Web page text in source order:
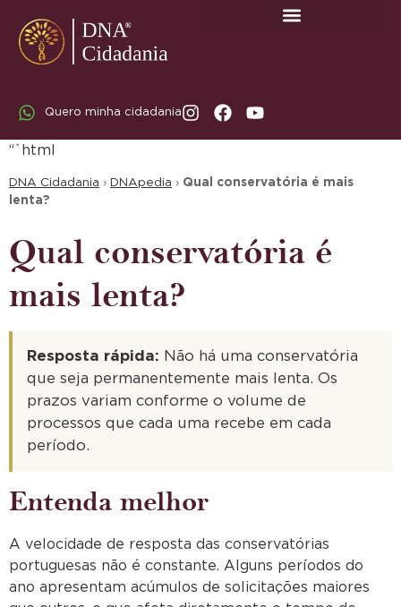
Quero minha cidadania
“`html
DNA Cidadania › DNApedia › Qual conservatória é mais
lenta?
Qual conservatória é
mais lenta?
Resposta rápida: Não há uma conservatória
que seja permanentemente mais lenta. Os
prazos variam conforme o volume de
processos que cada uma recebe em cada
período.
Entenda melhor
A velocidade de resposta das conservatórias
portuguesas não é constante. Alguns períodos do
ano apresentam acúmulos de solicitações maiores